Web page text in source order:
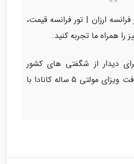
فرانسه ارزان | تور فرانسه قیمت،
را همراه ما تجربه کنید.
دیدار از شگفتی های کشور
زیبای کانادا و دریافت ویزای مولتی 5 ساله کانادا با